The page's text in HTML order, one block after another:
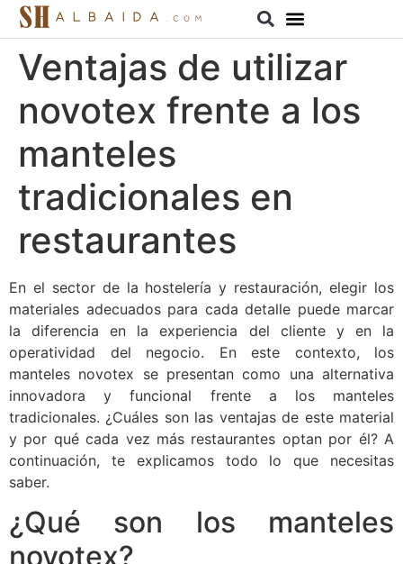
Ventajas de utilizar
novotex frente a los
manteles
tradicionales en
restaurantes
En el sector de la hostelería y restauración, elegir los
materiales adecuados para cada detalle puede marcar
la diferencia en la experiencia del cliente y en la
operatividad del negocio. En este contexto, los
manteles novotex se presentan como una alternativa
innovadora y funcional frente a los manteles
tradicionales. ¿Cuáles son las ventajas de este material
y por qué cada vez más restaurantes optan por él? A
continuación, te explicamos todo lo que necesitas
saber.
¿Qué son los manteles
novotex?